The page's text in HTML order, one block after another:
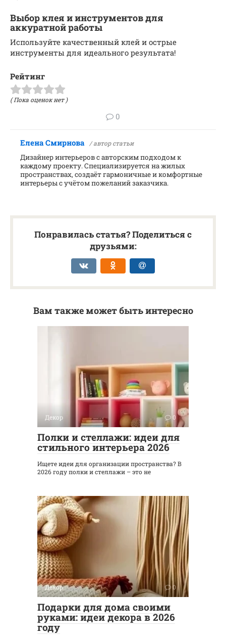
Выбор клея и инструментов для
аккуратной работы
Используйте качественный клей и острые
инструменты для идеального результата!
Рейтинг
( Пока оценок нет )
0
Елена Смирнова / автор статьи
Дизайнер интерьеров с авторским подходом к
каждому проекту. Специализируется на жилых
пространствах, создаёт гармоничные и комфортные
интерьеры с учётом пожеланий заказчика.
Понравилась статья? Поделиться с
друзьями:
Вам также может быть интересно
Декор 0
Полки и стеллажи: идеи для
стильного интерьера 2026
Ищете идеи для организации пространства? В
2026 году полки и стеллажи – это не
Декор 0
Подарки для дома своими
руками: идеи декора в 2026
году